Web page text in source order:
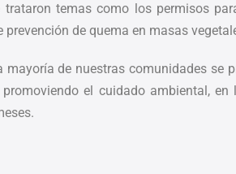
trataron temas como los permisos
prevención de quema en masas
mayoría de nuestras comunidades se
promoviendo el cuidado ambiental,